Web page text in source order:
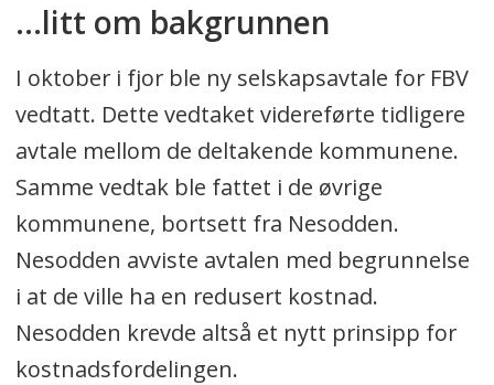
...litt om bakgrunnen
I oktober i fjor ble ny selskapsavtale for FBV
vedtatt. Dette vedtaket videreførte tidligere
avtale mellom de deltakende kommunene.
Samme vedtak ble fattet i de øvrige
kommunene, bortsett fra Nesodden.
Nesodden avviste avtalen med begrunnelse
i at de ville ha en redusert kostnad.
Nesodden krevde altså et nytt prinsipp for
kostnadsfordelingen.